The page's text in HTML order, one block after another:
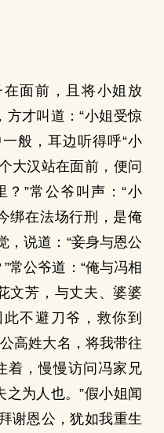
面前，且将小姐放
才叫道：“小姐受惊
般，耳边听得呼“小
大汉站在面前，便问
？”常公爷叫声：“小
绑在法场行刑，是俺
，说道：“妾身与恩公
常公爷道：“俺与冯相
文芳，与丈夫、婆婆
不避刀爷，救你到
高姓大名，将我带往
着，慢慢访问冯家兄
为人也。”假小姐闻
谢恩公，犹如我重生